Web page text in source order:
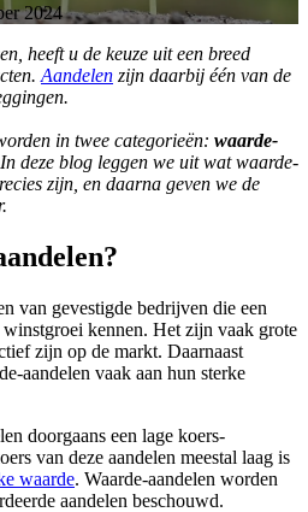
2024
heeft u de keuze uit een breed
Aandelen zijn daarbij één van de
in twee categorieën: waarde-
deze blog leggen we uit wat waarde-
zijn, en daarna geven we de
van gevestigde bedrijven die een
winstgroei kennen. Het zijn vaak grote
zijn op de markt. Daarnaast
aandelen vaak aan hun sterke
doorgaans een lage koers-
van deze aandelen meestal laag is
waarde. Waarde-aandelen worden
aandelen beschouwd.